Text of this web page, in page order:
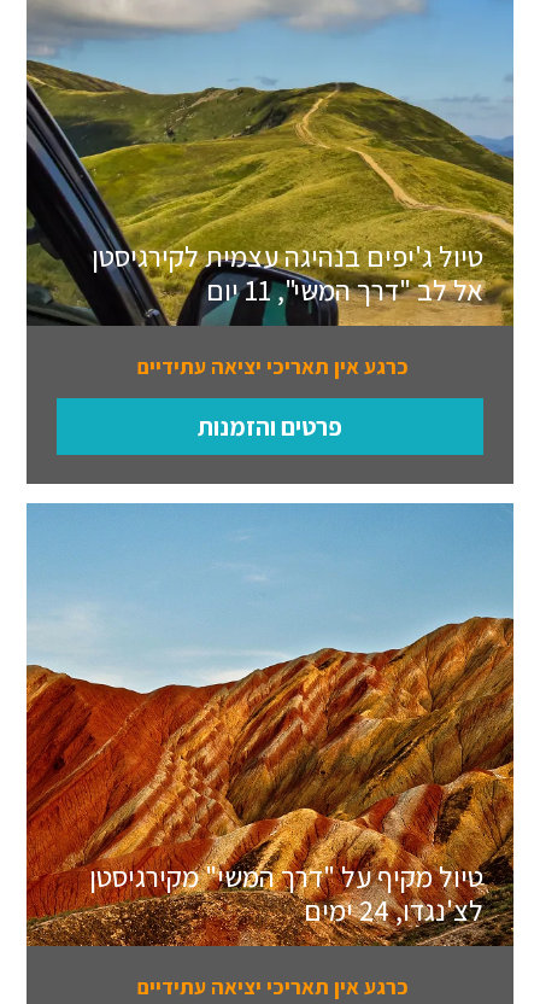
טיול ג'יפים בנהיגה עצמית לקירגיסטן
אל לב "דרך המשי", 11 יום
כרגע אין תאריכי יציאה עתידיים
פרטים והזמנות
טיול מקיף על "דרך המשי" מקירגיסטן
לצ'נגדו, 24 ימים
כרגע אין תאריכי יציאה עתידיים